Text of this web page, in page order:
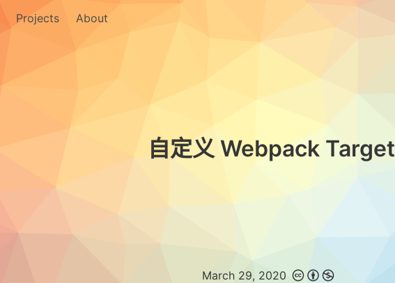
Projects About
自定义 Webpack Target
March 29, 2020